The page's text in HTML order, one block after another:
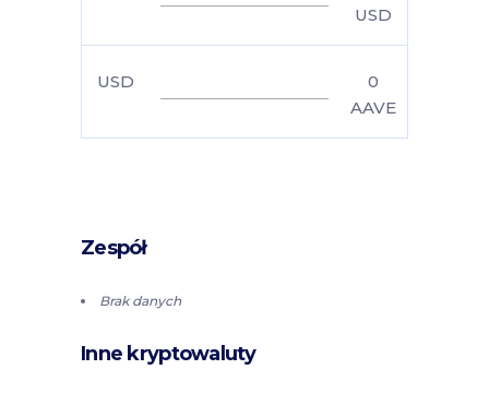
USD
USD
0
AAVE
Zespół
Brak danych
Inne kryptowaluty